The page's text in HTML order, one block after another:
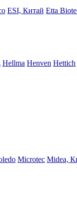
ESI, Китай Etta
Hellma Henven Hettich
Microtec Midea,